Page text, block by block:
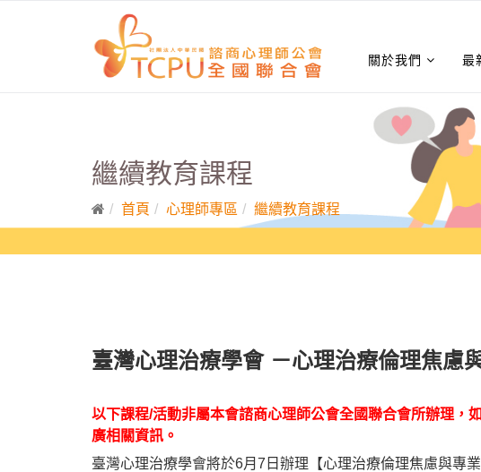
關於我們 最
繼續教育課程
首頁 心理師專區 繼續教育課程
臺灣心理治療學會 －心理治療倫理焦慮
以下課程/活動非屬本會諮商心理師公會全國聯合會所辦理，
廣相關資訊。
臺灣心理治療學會將於6月7日辦理【心理治療倫理焦慮與專